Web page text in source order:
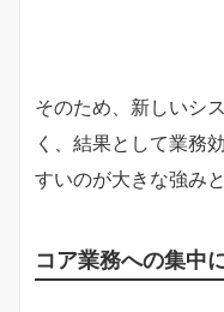
そのため、新しいシ
く、結果として業務
すいのが大きな強み
コア業務への集中